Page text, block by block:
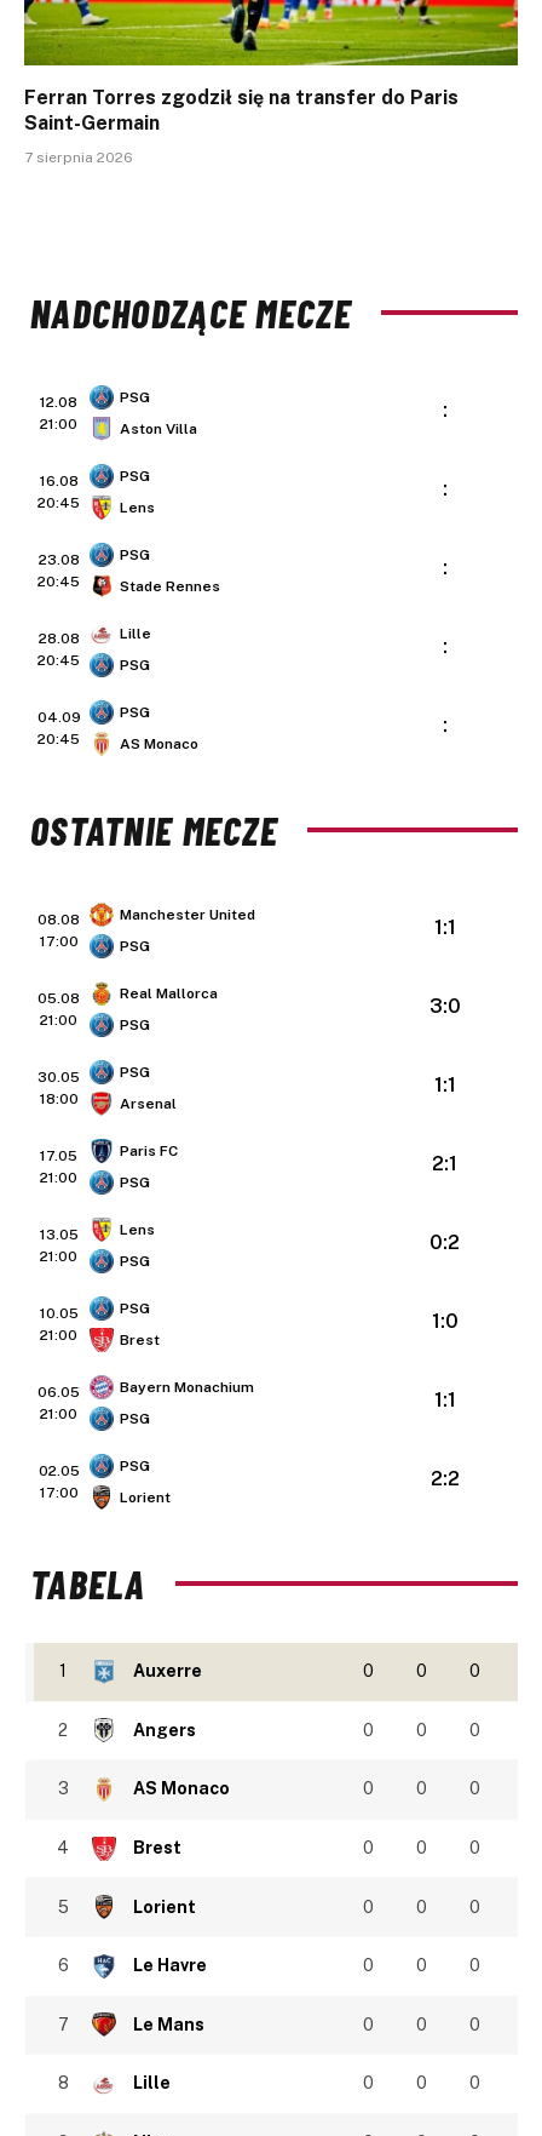
Ferran Torres zgodził się na transfer do Paris
Saint-Germain
7 sierpnia 2026
NADCHODZĄCE MECZE
12.08
21:00
PSG
Aston Villa
:
16.08
20:45
PSG
Lens
:
23.08
20:45
PSG
Stade Rennes
:
28.08
20:45
Lille
PSG
:
04.09
20:45
PSG
AS Monaco
:
OSTATNIE MECZE
08.08
17:00
Manchester United
PSG
1:1
05.08
21:00
Real Mallorca
PSG
3:0
30.05
18:00
PSG
Arsenal
1:1
17.05
21:00
Paris FC
PSG
2:1
13.05
21:00
Lens
PSG
0:2
10.05
21:00
PSG
Brest
1:0
06.05
21:00
Bayern Monachium
PSG
1:1
02.05
17:00
PSG
Lorient
2:2
TABELA
1 Auxerre 0 0 0
2 Angers 0 0 0
3 AS Monaco 0 0 0
4 Brest 0 0 0
5 Lorient 0 0 0
6 Le Havre 0 0 0
7 Le Mans 0 0 0
8 Lille 0 0 0